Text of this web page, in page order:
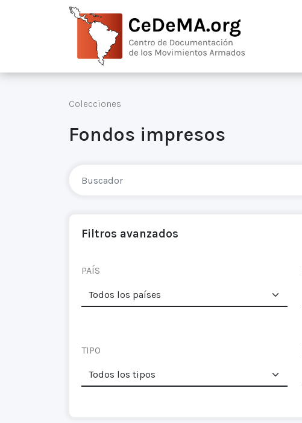
Colecciones
Fondos impresos
Filtros avanzados
PAÍS
TIPO